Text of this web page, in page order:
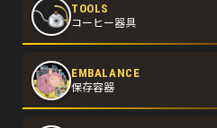
TOOLS
コーヒー器具
EMBALANCE
保存容器